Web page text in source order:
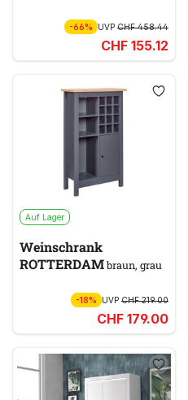
-66% UVP CHF 458.44
CHF 155.12
Auf Lager
Weinschrank
ROTTERDAMbraun, grau
-18% UVP CHF 219.00
CHF 179.00